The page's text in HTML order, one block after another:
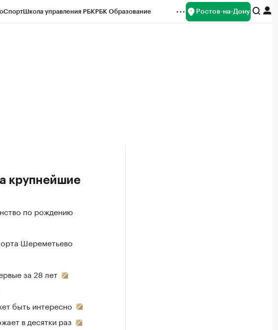
СпортШкола управления РБКРБК Образование Ростов-на-Дону
крупнейшие
по рождению
Шереметьево
за 28 лет
быть интересно
в десятки раз